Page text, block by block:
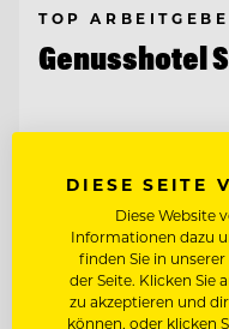
TOP
Genusshotel
72270
COMMIS DE
REZEPTIONIST/
ZUR
DIESE SEITE
Diese Website
Informationen dazu
finden Sie in
der Seite. Klicken Sie
zu akzeptieren und
können, oder klicken